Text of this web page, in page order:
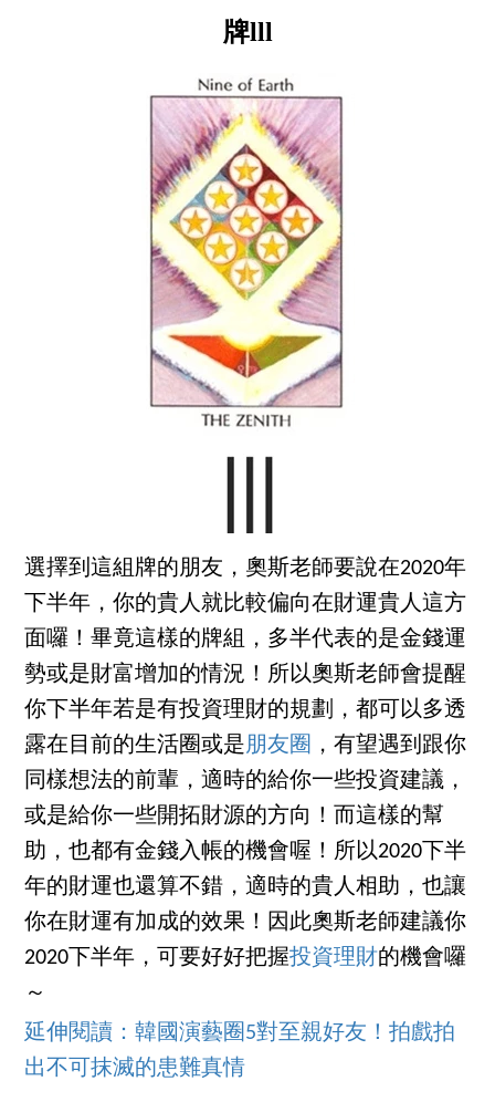
牌lll
選擇到這組牌的朋友，奧斯老師要說在2020年
下半年，你的貴人就比較偏向在財運貴人這方
面囉！畢竟這樣的牌組，多半代表的是金錢運
勢或是財富增加的情況！所以奧斯老師會提醒
你下半年若是有投資理財的規劃，都可以多透
露在目前的生活圈或是朋友圈 ，有望遇到跟你
同樣想法的前輩，適時的給你一些投資建議，
或是給你一些開拓財源的方向！而這樣的幫
助，也都有金錢入帳的機會喔！所以2020下半
年的財運也還算不錯，適時的貴人相助，也讓
你在財運有加成的效果！因此奧斯老師建議你
2020下半年，可要好好把握投資理財的機會囉
～
延伸閱讀：韓國演藝圈5對至親好友！拍戲拍
出不可抹滅的患難真情